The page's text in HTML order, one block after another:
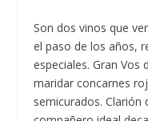
Son dos vinos que
el paso de los años,
especiales. Gran Vos
maridar concarnes
semicurados. Clarión